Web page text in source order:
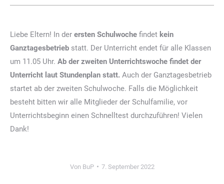
Liebe Eltern! In der ersten Schulwoche findet kein
Ganztagesbetrieb statt. Der Unterricht endet für alle Klassen
um 11.05 Uhr. Ab der zweiten Unterrichtswoche findet der
Unterricht laut Stundenplan statt. Auch der Ganztagesbetrieb
startet ab der zweiten Schulwoche. Falls die Möglichkeit
besteht bitten wir alle Mitglieder der Schulfamilie, vor
Unterrichtsbeginn einen Schnelltest durchzuführen! Vielen
Dank!
Von BuP 7. September 2022